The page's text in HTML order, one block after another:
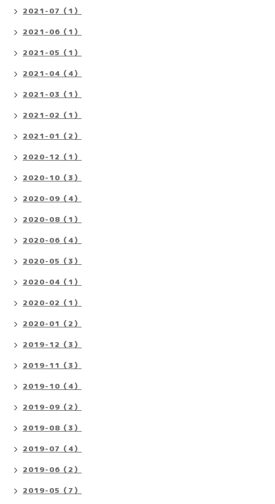
2021-07（1）
2021-06（1）
2021-05（1）
2021-04（4）
2021-03（1）
2021-02（1）
2021-01（2）
2020-12（1）
2020-10（3）
2020-09（4）
2020-08（1）
2020-06（4）
2020-05（3）
2020-04（1）
2020-02（1）
2020-01（2）
2019-12（3）
2019-11（3）
2019-10（4）
2019-09（2）
2019-08（3）
2019-07（4）
2019-06（2）
2019-05（7）